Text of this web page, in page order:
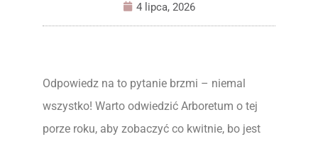
4 lipca, 2026
Odpowiedz na to pytanie brzmi – niemal
wszystko! Warto odwiedzić Arboretum o tej
porze roku, aby zobaczyć co kwitnie, bo jest